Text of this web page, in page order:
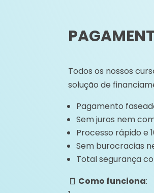
Todos os nossos
solução de
Pagamento
Sem juros nem
Processo rápido e
Sem burocracias
Total segurança
🧾 Como funciona: